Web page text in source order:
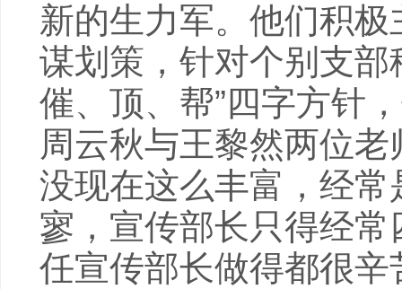
新的生力军。他们积
谋划策，针对个别支部
催、顶、帮”四字方针
周云秋与王黎然两位
没现在这么丰富，经
寥，宣传部长只得经
任宣传部长做得都很